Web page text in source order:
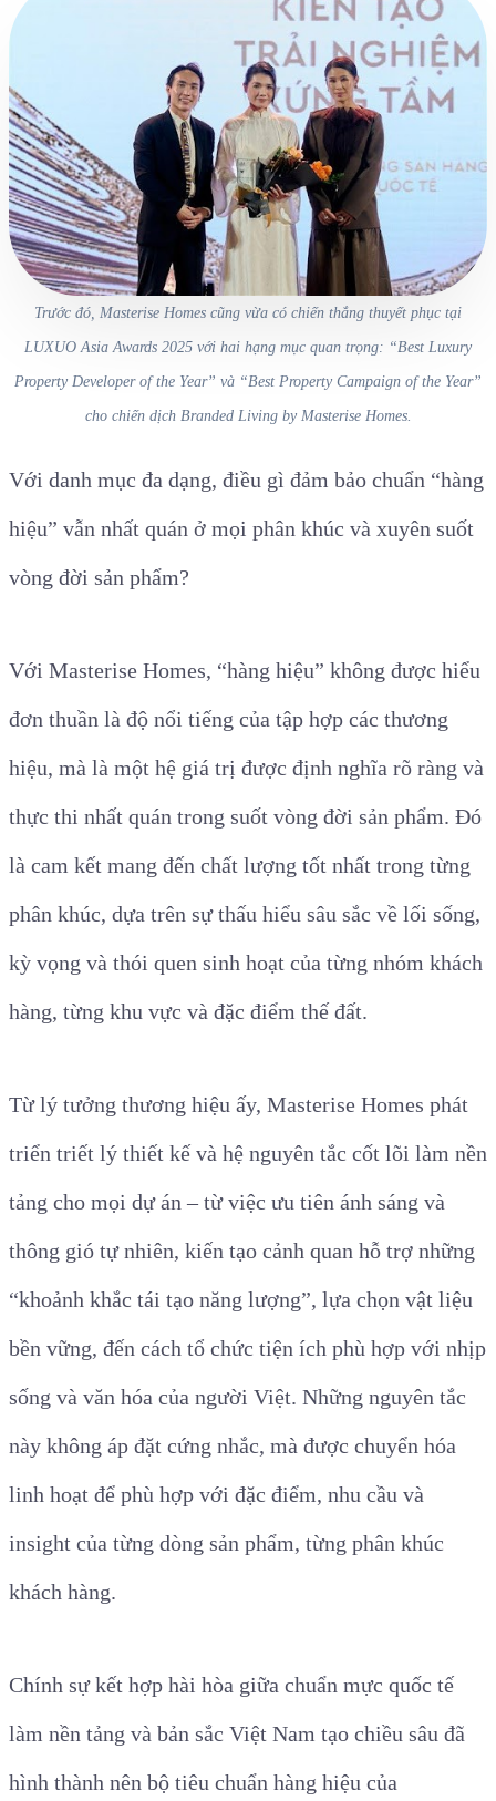
Trước đó, Masterise Homes cũng vừa có chiến thắng thuyết phục tại
LUXUO Asia Awards 2025 với hai hạng mục quan trọng: “Best Luxury
Property Developer of the Year” và “Best Property Campaign of the Year”
cho chiến dịch Branded Living by Masterise Homes.
Với danh mục đa dạng, điều gì đảm bảo chuẩn “hàng
hiệu” vẫn nhất quán ở mọi phân khúc và xuyên suốt
vòng đời sản phẩm?
Với Masterise Homes, “hàng hiệu” không được hiểu
đơn thuần là độ nổi tiếng của tập hợp các thương
hiệu, mà là một hệ giá trị được định nghĩa rõ ràng và
thực thi nhất quán trong suốt vòng đời sản phẩm. Đó
là cam kết mang đến chất lượng tốt nhất trong từng
phân khúc, dựa trên sự thấu hiểu sâu sắc về lối sống,
kỳ vọng và thói quen sinh hoạt của từng nhóm khách
hàng, từng khu vực và đặc điểm thế đất.
Từ lý tưởng thương hiệu ấy, Masterise Homes phát
triển triết lý thiết kế và hệ nguyên tắc cốt lõi làm nền
tảng cho mọi dự án – từ việc ưu tiên ánh sáng và
thông gió tự nhiên, kiến tạo cảnh quan hỗ trợ những
“khoảnh khắc tái tạo năng lượng”, lựa chọn vật liệu
bền vững, đến cách tổ chức tiện ích phù hợp với nhịp
sống và văn hóa của người Việt. Những nguyên tắc
này không áp đặt cứng nhắc, mà được chuyển hóa
linh hoạt để phù hợp với đặc điểm, nhu cầu và
insight của từng dòng sản phẩm, từng phân khúc
khách hàng.
Chính sự kết hợp hài hòa giữa chuẩn mực quốc tế
làm nền tảng và bản sắc Việt Nam tạo chiều sâu đã
hình thành nên bộ tiêu chuẩn hàng hiệu của